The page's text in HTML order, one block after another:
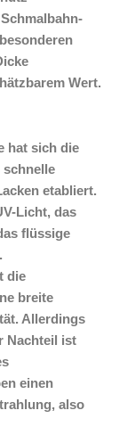
Wert.
hat sich die
schnelle
etabliert.
Licht, das
flüssige
die
breite
Allerdings
Nachteil ist
einen
also